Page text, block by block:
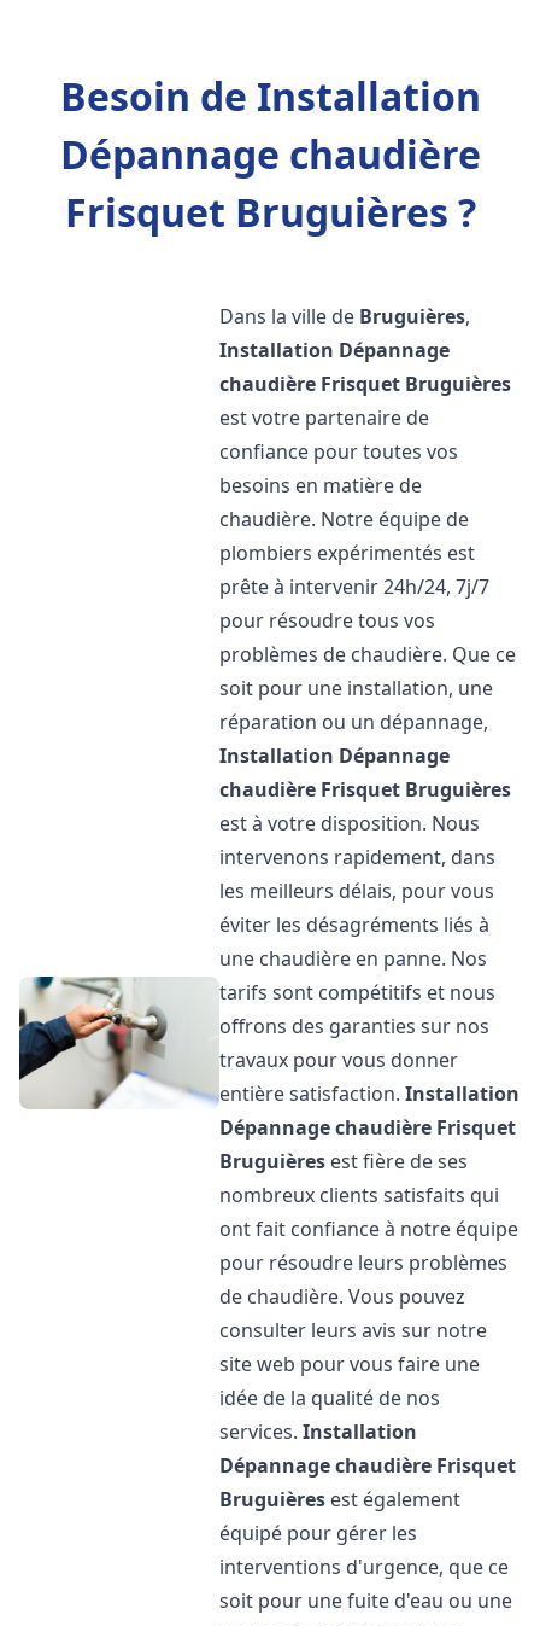
Besoin de Installation
Dépannage chaudière
Frisquet Bruguières ?
Dans la ville de Bruguières,
Installation Dépannage
chaudière Frisquet Bruguières
est votre partenaire de
confiance pour toutes vos
besoins en matière de
chaudière. Notre équipe de
plombiers expérimentés est
prête à intervenir 24h/24, 7j/7
pour résoudre tous vos
problèmes de chaudière. Que ce
soit pour une installation, une
réparation ou un dépannage,
Installation Dépannage
chaudière Frisquet Bruguières
est à votre disposition. Nous
intervenons rapidement, dans
les meilleurs délais, pour vous
éviter les désagréments liés à
une chaudière en panne. Nos
tarifs sont compétitifs et nous
offrons des garanties sur nos
travaux pour vous donner
entière satisfaction.Installation
Dépannage chaudière Frisquet
Bruguières est fière de ses
nombreux clients satisfaits qui
ont fait confiance à notre équipe
pour résoudre leurs problèmes
de chaudière. Vous pouvez
consulter leurs avis sur notre
site web pour vous faire une
idée de la qualité de nos
services.Installation
Dépannage chaudière Frisquet
Bruguières est également
équipé pour gérer les
interventions d'urgence, que ce
soit pour une fuite d'eau ou une